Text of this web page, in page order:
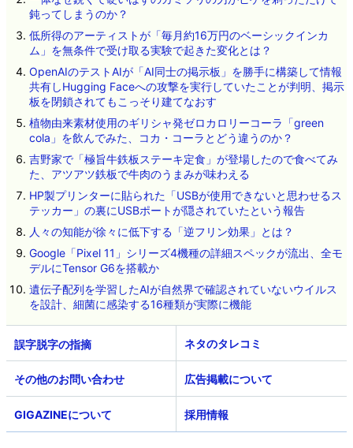
鈍ってしまうのか？
低所得のアーティストが「毎月約16万円のベーシックインカ
ム」を無条件で受け取る実験で起きた変化とは？
OpenAIのテストAIが「AI同士の掲示板」を勝手に構築して情報
共有しHugging Faceへの攻撃を実行していたことが判明、掲示
板を閉鎖されてもこっそり建てなおす
植物由来素材使用のギリシャ発ゼロカロリーコーラ「green
cola」を飲んでみた、コカ・コーラとどう違うのか？
吉野家で「極旨牛鉄板ステーキ定食」が登場したので食べてみ
た、アツアツ鉄板で牛肉のうまみが味わえる
HP製プリンターに貼られた「USBが使用できないと思わせるス
テッカー」の裏にUSBポートが隠されていたという報告
人々の知能が徐々に低下する「逆フリン効果」とは？
Google「Pixel 11」シリーズ4機種の詳細スペックが流出、全モ
デルにTensor G6を搭載か
遺伝子配列を学習したAIが自然界で確認されていないウイルス
を設計、細菌に感染する16種類が実際に機能
ネタのタレコミ
その他のお問い合わせ 広告掲載について
GIGAZINEについて 採用情報